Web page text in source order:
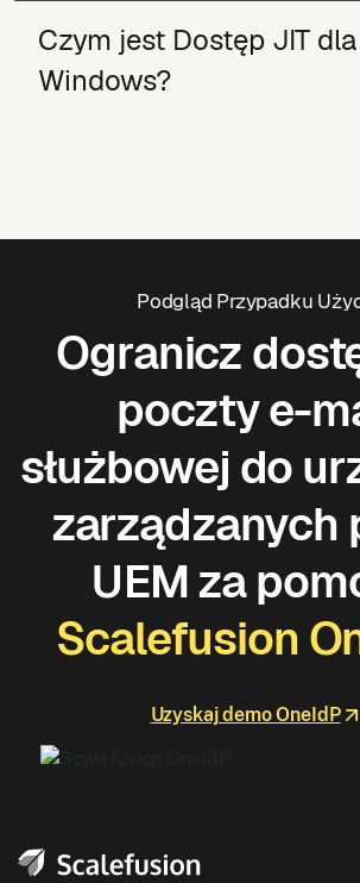
Czym jest Dostęp JIT dla
Windows?
Podgląd Przypadku
Ogranicz
poczty e-
służbowej do
zarządzanych
UEM za
Scalefusion
Uzyskaj demo OneIdP